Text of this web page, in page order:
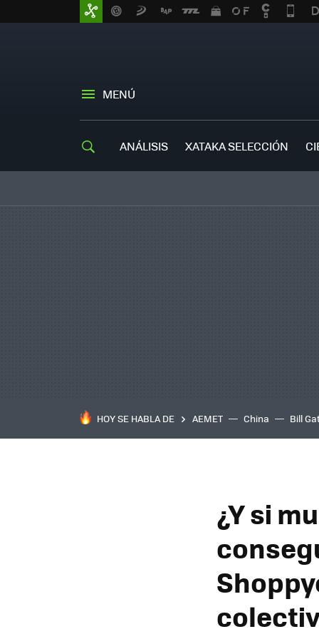
MENÚ
ANÁLISIS XATAKA SELECCIÓN
HOY SE HABLA DE AEMET China Bill
¿Y si